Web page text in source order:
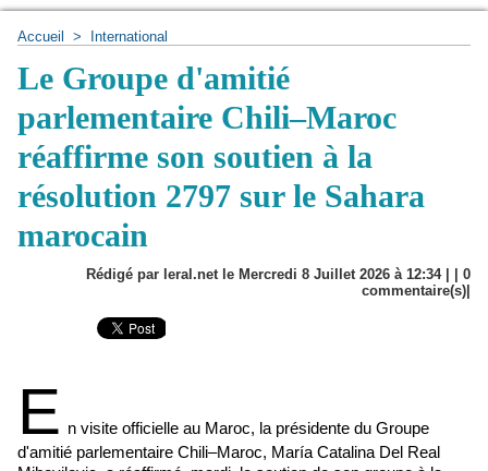
Accueil > International
Le Groupe d'amitié
parlementaire Chili–Maroc
réaffirme son soutien à la
résolution 2797 sur le Sahara
marocain
Rédigé par leral.net le Mercredi 8 Juillet 2026 à 12:34 | | 0
commentaire(s)|
E n visite officielle au Maroc, la présidente du Groupe
d'amitié parlementaire Chili–Maroc, María Catalina Del Real